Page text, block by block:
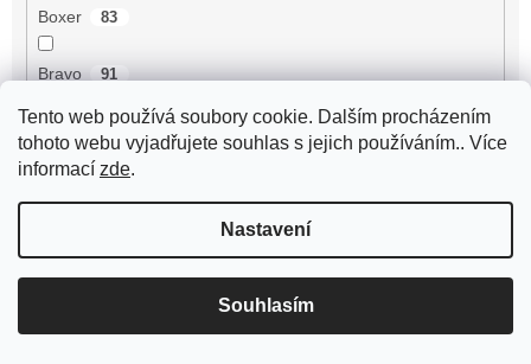
Tento web používá soubory cookie. Dalším procházením
tohoto webu vyjadřujete souhlas s jejich používáním.. Více
informací zde.
Nastavení
Souhlasím
Boxer 83
Bravo 91
Breeze 125 ZN125T-D 89
72